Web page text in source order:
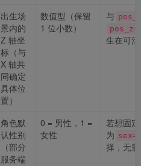
出生场
景内的
Z 轴坐
标（与
X 轴共
同确定
具体位
置）
数值型（保留
1 位小数）
与
生在可
角色默
认性别
（部分
服务端
0 = 男性，1 =
女性
若想固
为
择，无